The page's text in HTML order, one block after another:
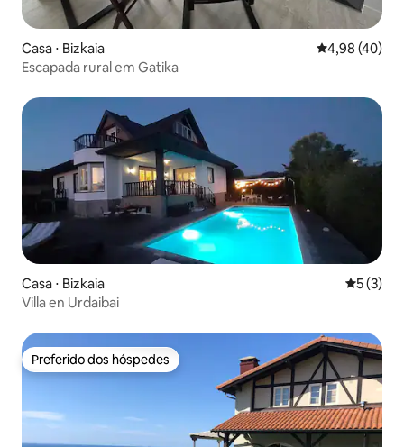
Casa ⋅ Bizkaia 4,98 de uma
4,98 (40)
Escapada rural em Gatika
Casa ⋅ Bizkaia 5 de
5 (3)
Villa en Urdaibai
Preferido dos hóspedes
Preferido dos hóspedes